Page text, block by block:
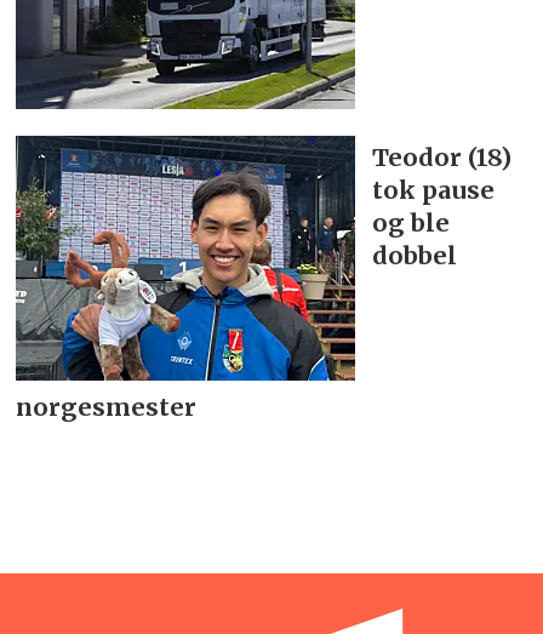
Teodor (18)
tok pause
og ble
dobbel
norgesmester